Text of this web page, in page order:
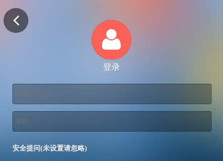
登录
安全提问(未设置请忽略)